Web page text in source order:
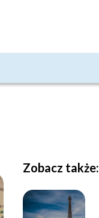
Zobacz także: